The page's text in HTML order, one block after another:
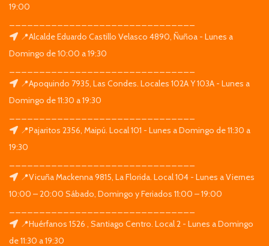
19:00
📍Alcalde Eduardo Castillo Velasco 4890, Ñuñoa - Lunes a
Domingo de 10:00 a 19:30
📍Apoquindo 7935, Las Condes. Locales 102A Y 103A - Lunes a
Domingo de 11:30 a 19:30
📍Pajaritos 2356, Maipú. Local 101 - Lunes a Domingo de 11:30 a
19:30
📍Vicuña Mackenna 9815, La Florida. Local 104 - Lunes a Viernes
10:00 – 20:00 Sábado, Domingo y Feriados 11:00 – 19:00
📍Huérfanos 1526 , Santiago Centro. Local 2 - Lunes a Domingo
de 11:30 a 19:30